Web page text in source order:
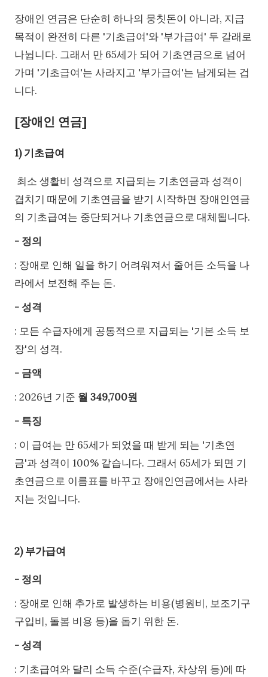
장애인 연금은 단순히 하나의 뭉칫돈이 아니라, 지급
목적이 완전히 다른 '기초급여'와 '부가급여' 두 갈래로
나뉩니다. 그래서 만 65세가 되어 기초연금으로 넘어
가며 '기초급여'는 사라지고 '부가급여'는 남게되는 겁
니다.
[장애인 연금]
1) 기초급여
최소 생활비 성격으로 지급되는 기초연금과 성격이
겹치기 때문에 기초연금을 받기 시작하면 장애인연금
의 기초급여는 중단되거나 기초연금으로 대체됩니다.
- 정의
: 장애로 인해 일을 하기 어려워져서 줄어든 소득을 나
라에서 보전해 주는 돈.
- 성격
: 모든 수급자에게 공통적으로 지급되는 '기본 소득 보
장'의 성격.
- 금액
: 2026년 기준 월 349,700원
- 특징
: 이 급여는 만 65세가 되었을 때 받게 되는 '기초연
금'과 성격이 100% 같습니다. 그래서 65세가 되면 기
초연금으로 이름표를 바꾸고 장애인연금에서는 사라
지는 것입니다.
2) 부가급여
- 정의
: 장애로 인해 추가로 발생하는 비용(병원비, 보조기구
구입비, 돌봄 비용 등)을 돕기 위한 돈.
- 성격
: 기초급여와 달리 소득 수준(수급자, 차상위 등)에 따